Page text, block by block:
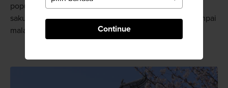
Continue
populer untuk menikmati festival musim semi bunga
sakura, dan banyak orang berpiknik sepanjang hari sampai
malam.